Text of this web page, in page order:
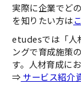
実際に企業でど
を知りたい方は
etudesでは「人
ングで育成施策
す。人材育成に
⇒ サービス紹介